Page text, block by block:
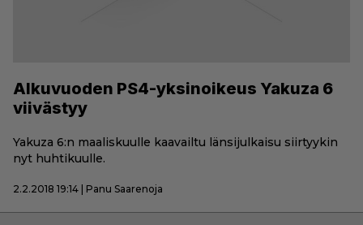
Alkuvuoden PS4-yksinoikeus Yakuza 6
viivästyy
Yakuza 6:n maaliskuulle kaavailtu länsijulkaisu siirtyykin
nyt huhtikuulle.
2.2.2018 19:14 | Panu Saarenoja